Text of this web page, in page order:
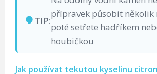
TIP:
přípravek působit několik
poté setřete hadříkem
houbičkou
Jak používat tekutou kyselinu